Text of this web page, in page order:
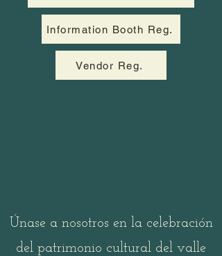
Information Booth Reg.
Vendor Reg.
Únase a nosotros en la celebración
del patrimonio cultural del valle